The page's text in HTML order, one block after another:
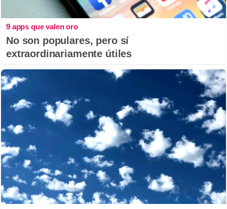
9 apps que valen oro
No son populares, pero sí
extraordinariamente útiles